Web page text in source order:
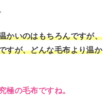
かいのはもちろんですが、
すが、どんな毛布より温か
極の毛布ですね。